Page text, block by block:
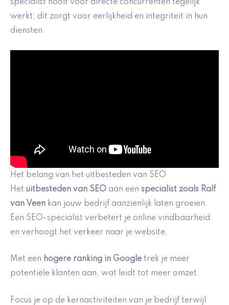
specialist nooit voor directe concurrenten tegelijk
werkt; dit zorgt voor eerlijkheid en integriteit in hun
diensten.
Het belang van het uitbesteden van SEO
Het uitbesteden van SEO aan een specialist zoals Ralf
van Veen kan jouw bedrijf aanzienlijk laten groeien.
Een SEO-specialist verbetert je online vindbaarheid
en verhoogt het verkeer naar je website.
Met een hogere ranking in Google trek je meer
potentiële klanten aan, wat leidt tot meer omzet.
Focus je op de kernactiviteiten van je bedrijf terwijl